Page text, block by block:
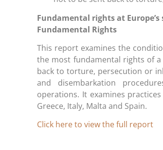
Fundamental rights at
Fundamental Rights
This report examines the
the most fundamental rights of
back to torture, persecution or
and disembarkation
operations. It examines
Greece, Italy, Malta and Spain.
Click here to view the full report